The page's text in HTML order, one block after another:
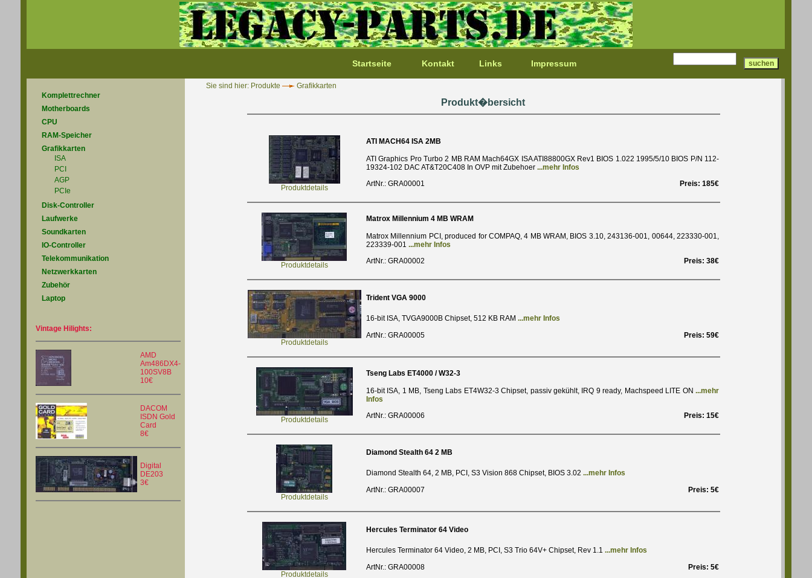
Startseite Kontakt Links Impressum
Komplettrechner
Motherboards
CPU
RAM-Speicher
Grafikkarten
ISA
PCI
AGP
PCIe
Disk-Controller
Laufwerke
Soundkarten
IO-Controller
Telekommunikation
Netzwerkkarten
Zubehör
Laptop
Vintage Hilights:
AMD
Am486DX4-
100SV8B
10€
DACOM
ISDN Gold
Card
8€
Digital
DE203
3€
Sie sind hier: Produkte Grafikkarten
Produkt�bersicht
Produktdetails
ATI MACH64 ISA 2MB
ATI Graphics Pro Turbo 2 MB RAM Mach64GX ISA ATI88800GX Rev1 BIOS 1.022 1995/5/10 BIOS P/N 112-
19324-102 DAC AT&T20C408 In OVP mit Zubehoer ...mehr Infos
ArtNr.: GRA00001
Preis: 185€
Produktdetails
Matrox Millennium 4 MB WRAM
Matrox Millennium PCI, produced for COMPAQ, 4 MB WRAM, BIOS 3.10, 243136-001, 00644, 223330-001,
223339-001 ...mehr Infos
ArtNr.: GRA00002
Preis: 38€
Produktdetails
Trident VGA 9000
16-bit ISA, TVGA9000B Chipset, 512 KB RAM ...mehr Infos
ArtNr.: GRA00005
Preis: 59€
Produktdetails
Tseng Labs ET4000 / W32-3
16-bit ISA, 1 MB, Tseng Labs ET4W32-3 Chipset, passiv gekühlt, IRQ 9 ready, Machspeed LITE ON ...mehr
Infos
ArtNr.: GRA00006
Preis: 15€
Produktdetails
Diamond Stealth 64 2 MB
Diamond Stealth 64, 2 MB, PCI, S3 Vision 868 Chipset, BIOS 3.02 ...mehr Infos
ArtNr.: GRA00007
Preis: 5€
Produktdetails
Hercules Terminator 64 Video
Hercules Terminator 64 Video, 2 MB, PCI, S3 Trio 64V+ Chipset, Rev 1.1 ...mehr Infos
ArtNr.: GRA00008
Preis: 5€